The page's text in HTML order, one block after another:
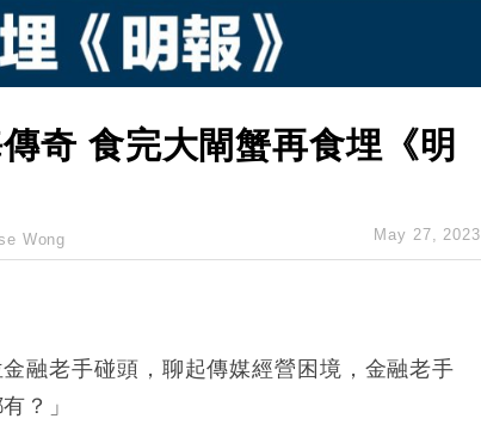
奇 食完大閘蟹再食埋《明
Wong May 27, 2023
融老手碰頭，聊起傳媒經營困境，金融老手
？」